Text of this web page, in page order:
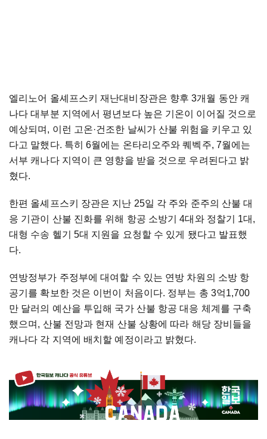
엘리노어 올셰프스키 재난대비장관은 향후 3개월 동안 캐
나다 대부분 지역에서 평년보다 높은 기온이 이어질 것으로
예상되며, 이런 고온·건조한 날씨가 산불 위험을 키우고 있
다고 말했다. 특히 6월에는 온타리오주와 퀘벡주, 7월에는
서부 캐나다 지역이 큰 영향을 받을 것으로 우려된다고 밝
혔다.
한편 올셰프스키 장관은 지난 25일 각 주와 준주의 산불 대
응 기관이 산불 진화를 위해 항공 소방기 4대와 정찰기 1대,
대형 수송 헬기 5대 지원을 요청할 수 있게 됐다고 발표했
다.
연방정부가 주정부에 대여할 수 있는 연방 차원의 소방 항
공기를 확보한 것은 이번이 처음이다. 정부는 총 3억1,700
만 달러의 예산을 투입해 국가 산불 항공 대응 체계를 구축
했으며, 산불 전망과 현재 산불 상황에 따라 해당 장비들을
캐나다 각 지역에 배치할 예정이라고 밝혔다.